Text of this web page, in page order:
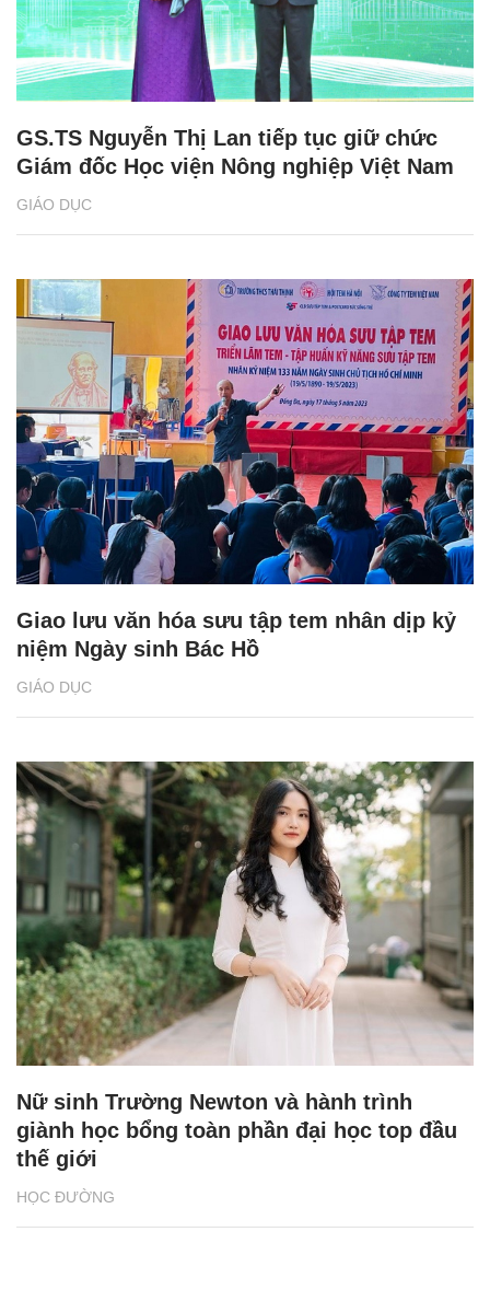
GIÁO DỤC
GS.TS Nguyễn Thị Lan tiếp tục giữ chức
Giám đốc Học viện Nông nghiệp Việt Nam
GIÁO DỤC
Giao lưu văn hóa sưu tập tem nhân dịp kỷ
niệm Ngày sinh Bác Hồ
HỌC ĐƯỜNG
Nữ sinh Trường Newton và hành trình
giành học bổng toàn phần đại học top đầu
thế giới